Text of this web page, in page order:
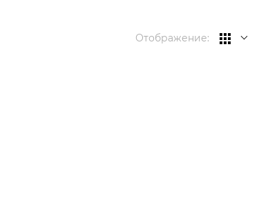
Отображение: